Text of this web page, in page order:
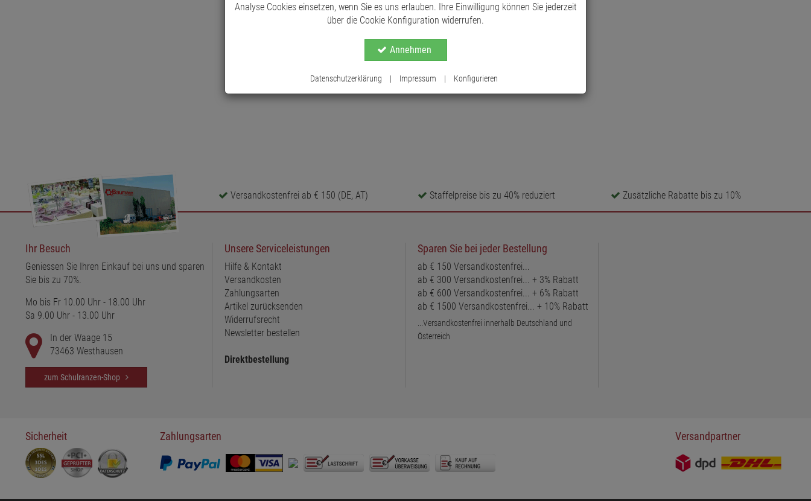
Versandkostenfrei ab € 150 (DE, AT) Staffelpreise bis zu 40% reduziert Zusätzliche Rabatte bis zu 10%
Ihr Besuch
Geniessen Sie Ihren Einkauf bei uns und sparen
Sie bis zu 70%.
Mo bis Fr 10.00 Uhr - 18.00 Uhr
Sa 9.00 Uhr - 13.00 Uhr
In der Waage 15
73463 Westhausen
zum Schulranzen-Shop
Unsere Serviceleistungen
Hilfe & Kontakt
Versandkosten
Zahlungsarten
Artikel zurücksenden
Widerrufsrecht
Newsletter bestellen
Direktbestellung
Sparen Sie bei jeder Bestellung
ab € 150 Versandkostenfrei...
ab € 300 Versandkostenfrei... + 3% Rabatt
ab € 600 Versandkostenfrei... + 6% Rabatt
ab € 1500 Versandkostenfrei... + 10% Rabatt
...Versandkostenfrei innerhalb Deutschland und
Österreich
Sicherheit Zahlungsarten Versandpartner
Analyse Cookies einsetzen, wenn Sie es uns erlauben. Ihre Einwilligung können Sie jederzeit
über die Cookie Konfiguration widerrufen.
Annehmen
Datenschutzerklärung | Impressum | Konfigurieren